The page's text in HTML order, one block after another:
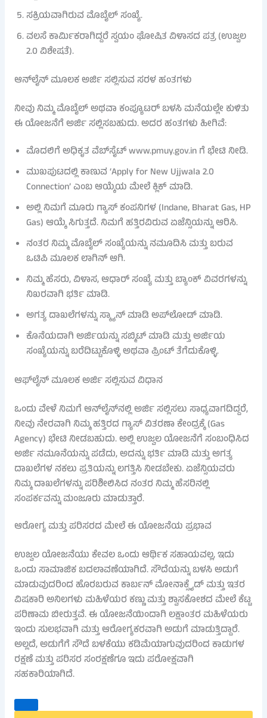
ಸಕ್ರಿಯವಾಗಿರುವ ಮೊಬೈಲ್ ಸಂಖ್ಯೆ.
ವಲಸೆ ಕಾರ್ಮಿಕರಾಗಿದ್ದರೆ ಸ್ವಯಂ ಘೋಷಿತ ವಿಳಾಸದ ಪತ್ರ (ಉಜ್ವಲ
2.0 ವಿಶೇಷತೆ).
ಆನ್‌ಲೈನ್ ಮೂಲಕ ಅರ್ಜಿ ಸಲ್ಲಿಸುವ ಸರಳ ಹಂತಗಳು
ನೀವು ನಿಮ್ಮ ಮೊಬೈಲ್ ಅಥವಾ ಕಂಪ್ಯೂಟರ್ ಬಳಸಿ ಮನೆಯಲ್ಲೇ ಕುಳಿತು
ಈ ಯೋಜನೆಗೆ ಅರ್ಜಿ ಸಲ್ಲಿಸಬಹುದು. ಅದರ ಹಂತಗಳು ಹೀಗಿವೆ:
ಮೊದಲಿಗೆ ಅಧಿಕೃತ ವೆಬ್‌ಸೈಟ್ www.pmuy.gov.in ಗೆ ಭೇಟಿ ನೀಡಿ.
ಮುಖಪುಟದಲ್ಲಿ ಕಾಣುವ ‘Apply for New Ujjwala 2.0
Connection’ ಎಂಬ ಆಯ್ಕೆಯ ಮೇಲೆ ಕ್ಲಿಕ್ ಮಾಡಿ.
ಅಲ್ಲಿ ನಿಮಗೆ ಮೂರು ಗ್ಯಾಸ್ ಕಂಪನಿಗಳ (Indane, Bharat Gas, HP
Gas) ಆಯ್ಕೆ ಸಿಗುತ್ತದೆ. ನಿಮಗೆ ಹತ್ತಿರವಿರುವ ಏಜೆನ್ಸಿಯನ್ನು ಆರಿಸಿ.
ನಂತರ ನಿಮ್ಮ ಮೊಬೈಲ್ ಸಂಖ್ಯೆಯನ್ನು ನಮೂದಿಸಿ ಮತ್ತು ಬರುವ
ಒಟಿಪಿ ಮೂಲಕ ಲಾಗಿನ್ ಆಗಿ.
ನಿಮ್ಮ ಹೆಸರು, ವಿಳಾಸ, ಆಧಾರ್ ಸಂಖ್ಯೆ ಮತ್ತು ಬ್ಯಾಂಕ್ ವಿವರಗಳನ್ನು
ನಿಖರವಾಗಿ ಭರ್ತಿ ಮಾಡಿ.
ಅಗತ್ಯ ದಾಖಲೆಗಳನ್ನು ಸ್ಕ್ಯಾನ್ ಮಾಡಿ ಅಪ್‌ಲೋಡ್ ಮಾಡಿ.
ಕೊನೆಯದಾಗಿ ಅರ್ಜಿಯನ್ನು ಸಬ್ಮಿಟ್ ಮಾಡಿ ಮತ್ತು ಅರ್ಜಿಯ
ಸಂಖ್ಯೆಯನ್ನು ಬರೆದಿಟ್ಟುಕೊಳ್ಳಿ ಅಥವಾ ಪ್ರಿಂಟ್ ತೆಗೆದುಕೊಳ್ಳಿ.
ಆಫ್‌ಲೈನ್ ಮೂಲಕ ಅರ್ಜಿ ಸಲ್ಲಿಸುವ ವಿಧಾನ
ಒಂದು ವೇಳೆ ನಿಮಗೆ ಆನ್‌ಲೈನ್‌ನಲ್ಲಿ ಅರ್ಜಿ ಸಲ್ಲಿಸಲು ಸಾಧ್ಯವಾಗದಿದ್ದರೆ,
ನೀವು ನೇರವಾಗಿ ನಿಮ್ಮ ಹತ್ತಿರದ ಗ್ಯಾಸ್ ವಿತರಣಾ ಕೇಂದ್ರಕ್ಕೆ (Gas
Agency) ಭೇಟಿ ನೀಡಬಹುದು. ಅಲ್ಲಿ ಉಜ್ವಲ ಯೋಜನೆಗೆ ಸಂಬಂಧಿಸಿದ
ಅರ್ಜಿ ನಮೂನೆಯನ್ನು ಪಡೆದು, ಅದನ್ನು ಭರ್ತಿ ಮಾಡಿ ಮತ್ತು ಅಗತ್ಯ
ದಾಖಲೆಗಳ ನಕಲು ಪ್ರತಿಯನ್ನು ಲಗತ್ತಿಸಿ ನೀಡಬೇಕು. ಏಜೆನ್ಸಿಯವರು
ನಿಮ್ಮ ದಾಖಲೆಗಳನ್ನು ಪರಿಶೀಲಿಸಿದ ನಂತರ ನಿಮ್ಮ ಹೆಸರಿನಲ್ಲಿ
ಸಂಪರ್ಕವನ್ನು ಮಂಜೂರು ಮಾಡುತ್ತಾರೆ.
ಆರೋಗ್ಯ ಮತ್ತು ಪರಿಸರದ ಮೇಲೆ ಈ ಯೋಜನೆಯ ಪ್ರಭಾವ
ಉಜ್ವಲ ಯೋಜನೆಯು ಕೇವಲ ಒಂದು ಆರ್ಥಿಕ ಸಹಾಯವಲ್ಲ, ಇದು
ಒಂದು ಸಾಮಾಜಿಕ ಬದಲಾವಣೆಯಾಗಿದೆ. ಸೌದೆಯನ್ನು ಬಳಸಿ ಅಡುಗೆ
ಮಾಡುವುದರಿಂದ ಹೊರಬರುವ ಕಾರ್ಬನ್ ಮೋನಾಕ್ಸೈಡ್ ಮತ್ತು ಇತರ
ವಿಷಕಾರಿ ಅನಿಲಗಳು ಮಹಿಳೆಯರ ಕಣ್ಣು ಮತ್ತು ಶ್ವಾಸಕೋಶದ ಮೇಲೆ ಕೆಟ್ಟ
ಪರಿಣಾಮ ಬೀರುತ್ತವೆ. ಈ ಯೋಜನೆಯಿಂದಾಗಿ ಲಕ್ಷಾಂತರ ಮಹಿಳೆಯರು
ಇಂದು ಸುಲಭವಾಗಿ ಮತ್ತು ಆರೋಗ್ಯಕರವಾಗಿ ಅಡುಗೆ ಮಾಡುತ್ತಿದ್ದಾರೆ.
ಅಲ್ಲದೆ, ಅಡುಗೆಗೆ ಸೌದೆ ಬಳಕೆಯು ಕಡಿಮೆಯಾಗುವುದರಿಂದ ಕಾಡುಗಳ
ರಕ್ಷಣೆ ಮತ್ತು ಪರಿಸರ ಸಂರಕ್ಷಣೆಗೂ ಇದು ಪರೋಕ್ಷವಾಗಿ
ಸಹಕಾರಿಯಾಗಿದೆ.